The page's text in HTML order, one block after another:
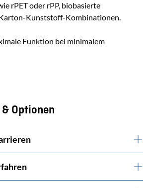
rPET oder rPP, biobasierte
Kunststoff-Kombinationen.
Funktion bei minimalem
Optionen